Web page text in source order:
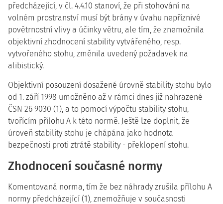
předcházející, v čl. 4.4.10 stanoví, že při stohování na
volném prostranství musí být brány v úvahu nepříznivé
povětrnostní vlivy a účinky větru, ale tím, že znemožnila
objektivní zhodnocení stability vytvářeného, resp.
vytvořeného stohu, změnila uvedený požadavek na
alibistický.
Objektivní posouzení dosažené úrovně stability stohu bylo
od 1. září 1998 umožněno až v rámci dnes již nahrazené
ČSN 26 9030 (1), a to pomocí výpočtu stability stohu,
tvořícím přílohu A k této normě. Ještě lze doplnit, že
úroveň stability stohu je chápána jako hodnota
bezpečnosti proti ztrátě stability - překlopení stohu.
Zhodnocení současné normy
Komentovaná norma, tím že bez náhrady zrušila přílohu A
normy předcházející (1), znemožňuje v současnosti